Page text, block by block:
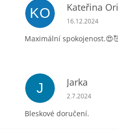
KO Kateřina
Hodnocení
16.12.2024
Maximální
J Jarka
Hodnocení
2.7.2024
Bleskové doručení.